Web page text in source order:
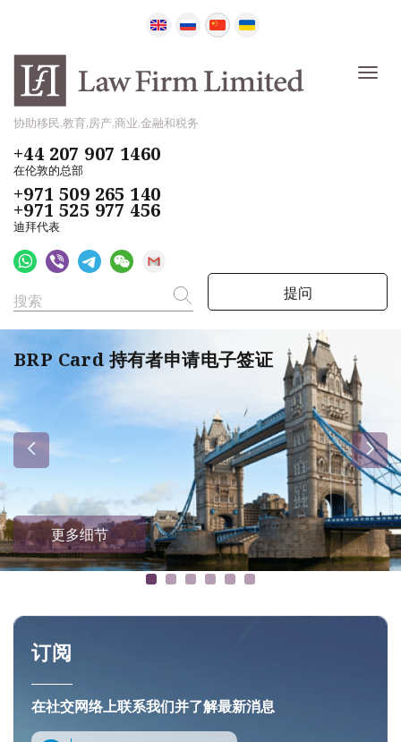
协助移民,教育,房产,商业,金融和税务
+44 207 907 1460
在伦敦的总部
+971 509 265 140
+971 525 977 456
迪拜代表
提问
BRP Card 持有者申请电子签证
更多细节
订阅
在社交网络上联系我们并了解最新消息